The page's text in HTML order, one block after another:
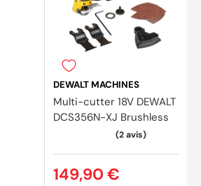
DEWALT MACHINES
Multi-cutter 18V DEWALT
DCS356N-XJ Brushless
149,90 €